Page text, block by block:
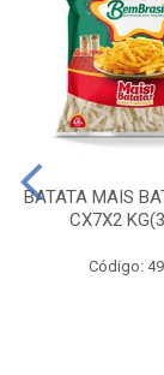
BATATA MAIS
CX7X2
Código: